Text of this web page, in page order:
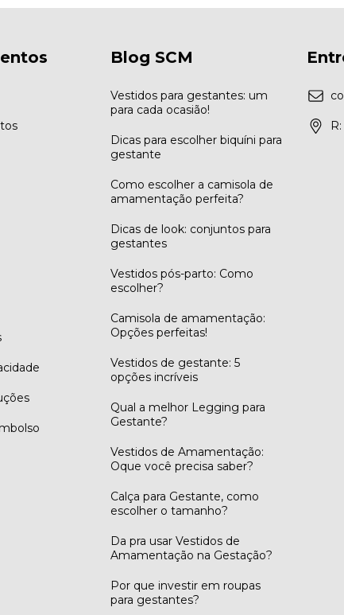
Blog SCM
Vestidos para gestantes: um
para cada ocasião!
Dicas para escolher biquíni para
gestante
Como escolher a camisola de
amamentação perfeita?
Dicas de look: conjuntos para
gestantes
Vestidos pós-parto: Como
escolher?
Camisola de amamentação:
Opções perfeitas!
Vestidos de gestante: 5
opções incríveis
Qual a melhor Legging para
Gestante?
Vestidos de Amamentação:
Oque você precisa saber?
Calça para Gestante, como
escolher o tamanho?
Da pra usar Vestidos de
Amamentação na Gestação?
Por que investir em roupas
para gestantes?